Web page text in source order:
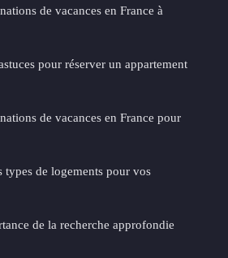
de vacances en France à
pour réserver un appartement
de vacances en France pour
types de logements pour vos
de la recherche approfondie